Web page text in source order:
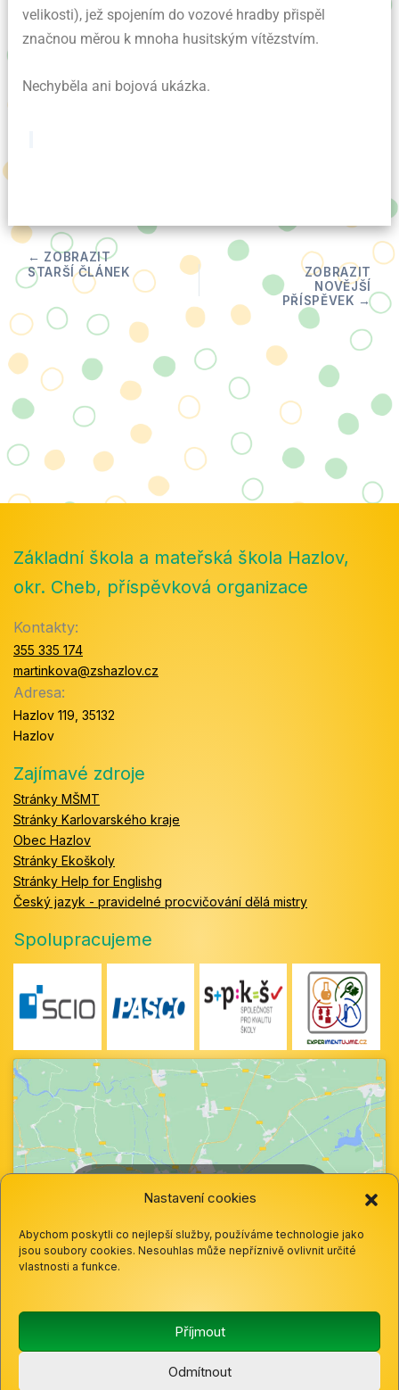
Nastavení cookies
Abychom poskytli co nejlepší služby, používáme technologie jako
jsou soubory cookies. Nesouhlas může nepříznivě ovlivnit určité
vlastnosti a funkce.
Příjmout
Odmítnout
velikosti), jež spojením do vozové hradby přispěl
značnou měrou k mnoha husitským vítězstvím.
Nechyběla ani bojová ukázka.
Základní škola a mateřská škola Hazlov,
okr. Cheb, příspěvková organizace
Kontakty:
355 335 174
martinkova@zshazlov.cz
Adresa:
Hazlov 119, 35132
Hazlov
Zajímavé zdroje
Stránky MŠMT
Stránky Karlovarského kraje
Obec Hazlov
Stránky Ekoškoly
Stránky Help for Englishg
Český jazyk - pravidelné procvičování dělá mistry
Spolupracujeme
cookie a povolte tento obsah